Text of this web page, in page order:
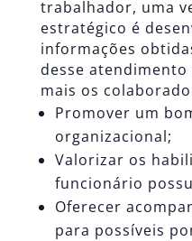
trabalhador, uma
estratégico é
informações
desse
mais os
Promover um
organizacional;
Valorizar os
funcionário
Oferecer
para possíveis